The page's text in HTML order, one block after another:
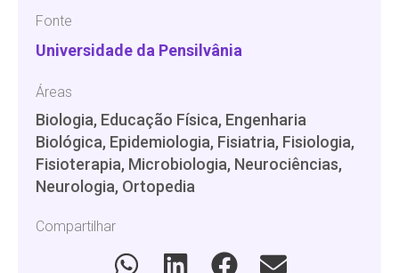
Fonte
Universidade da Pensilvânia
Áreas
Biologia, Educação Física, Engenharia
Biológica, Epidemiologia, Fisiatria, Fisiologia,
Fisioterapia, Microbiologia, Neurociências,
Neurologia, Ortopedia
Compartilhar